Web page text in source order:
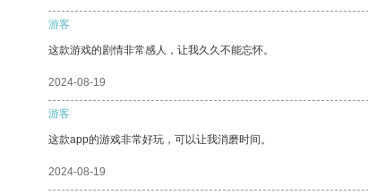
游客
这款游戏的剧情非常感人，让我久久不能忘怀。
2024-08-19
游客
这款app的游戏非常好玩，可以让我消磨时间。
2024-08-19